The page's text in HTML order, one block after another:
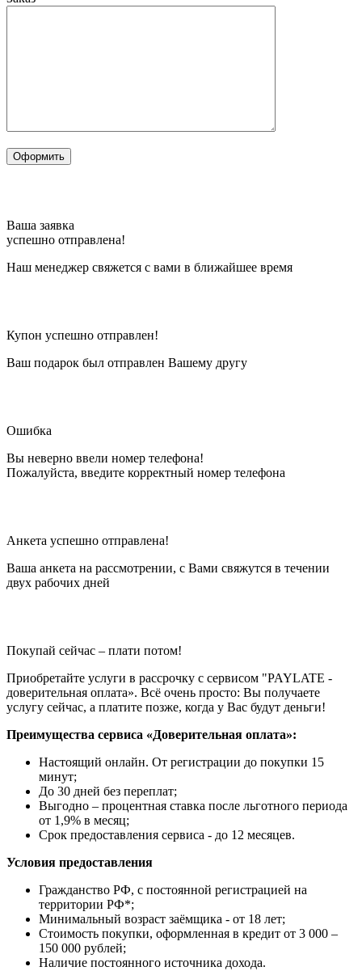
Ваша заявка
успешно отправлена!
Наш менеджер свяжется с вами в ближайшее время
Купон успешно отправлен!
Ваш подарок был отправлен Вашему другу
Ошибка
Вы неверно ввели номер телефона!
Пожалуйста, введите корректный номер телефона
Анкета успешно отправлена!
Ваша анкета на рассмотрении, с Вами свяжутся в течении
двух рабочих дней
Покупай сейчас – плати потом!
Приобретайте услуги в рассрочку с сервисом "PAYLATE -
доверительная оплата». Всё очень просто: Вы получаете
услугу сейчас, а платите позже, когда у Вас будут деньги!
Преимущества сервиса «Доверительная оплата»:
Настоящий онлайн. От регистрации до покупки 15
минут;
До 30 дней без переплат;
Выгодно – процентная ставка после льготного периода
от 1,9% в месяц;
Срок предоставления сервиса - до 12 месяцев.
Условия предоставления
Гражданство РФ, с постоянной регистрацией на
территории РФ*;
Минимальный возраст заёмщика - от 18 лет;
Стоимость покупки, оформленная в кредит от 3 000 –
150 000 рублей;
Наличие постоянного источника дохода.